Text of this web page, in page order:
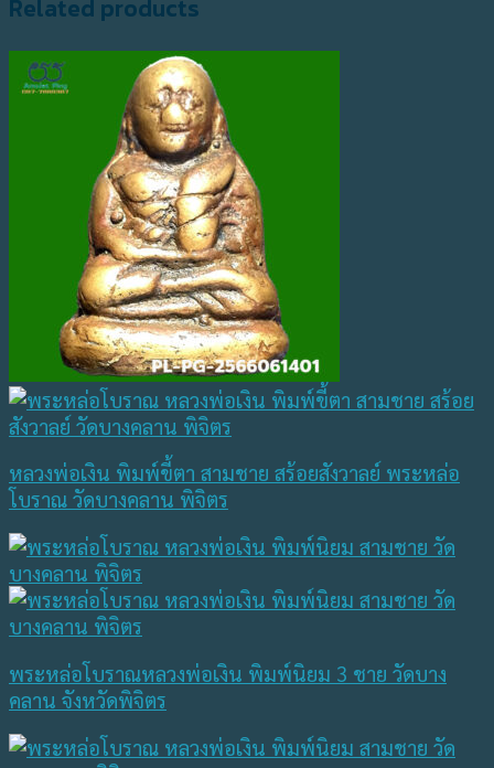
Related products
หลวงพ่อเงิน พิมพ์ขี้ตา สามชาย สร้อยสังวาลย์ พระหล่อ
โบราณ วัดบางคลาน พิจิตร
พระหล่อโบราณหลวงพ่อเงิน พิมพ์นิยม 3 ชาย วัดบาง
คลาน จังหวัดพิจิตร